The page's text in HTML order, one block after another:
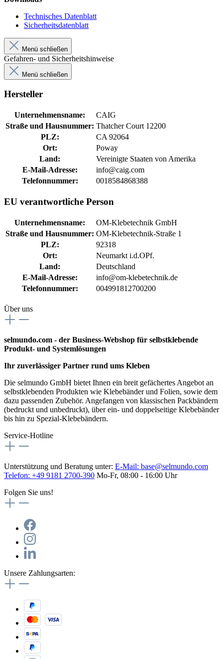
Technisches Datenblatt
Sicherheitsdatenblatt
Menü schließen
Gefahren- und Sicherheitshinweise
Menü schließen
Hersteller
Unternehmensname:
CAIG
Straße und Hausnummer: Thatcher Court 12200
PLZ:
CA 92064
Ort:
Poway
Land:
Vereinigte Staaten von Amerika
E-Mail-Adresse:
info@caig.com
Telefonnummer:
0018584868388
EU verantwortliche Person
Unternehmensname:
OM-Klebetechnik GmbH
Straße und Hausnummer: OM-Klebetechnik-Straße 1
PLZ:
92318
Ort:
Neumarkt i.d.OPf.
Land:
Deutschland
E-Mail-Adresse:
info@om-klebetechnik.de
Telefonnummer:
004991812700200
Über uns
selmundo.com - der Business-Webshop für selbstklebende
Produkt- und Systemlösungen
Ihr zuverlässiger Partner rund ums Kleben
Die selmundo GmbH bietet Ihnen ein breit gefächertes Angebot an
selbstklebenden Produkten wie Klebebänder und Folien, sowie dem
dazu passenden Zubehör. Angefangen von klassischen Packbändern
(bedruckt und unbedruckt), über ein- und doppelseitige Klebebänder
bis hin zu Spezial-Klebebändern.
Service-Hotline
Unterstützung und Beratung unter: E-Mail: base@selmundo.com
Telefon: +49 9181 2700-390 Mo-Fr, 08:00 - 16:00 Uhr
Folgen Sie uns!
Unsere Zahlungsarten: